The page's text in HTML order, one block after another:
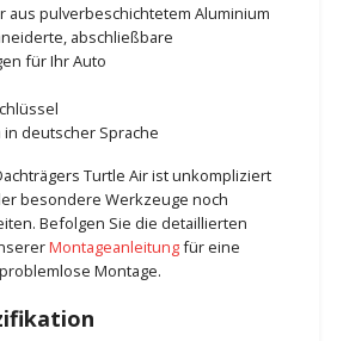
aus pulverbeschichtetem Aluminium
abschließbare
für Ihr Auto
in deutscher Sprache
Turtle Air ist unkompliziert
besondere Werkzeuge noch
Befolgen Sie die detaillierten
Montageanleitungfür eine
Montage.